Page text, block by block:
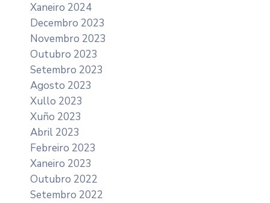
Xaneiro 2024
Decembro 2023
Novembro 2023
Outubro 2023
Setembro 2023
Agosto 2023
Xullo 2023
Xuño 2023
Abril 2023
Febreiro 2023
Xaneiro 2023
Outubro 2022
Setembro 2022